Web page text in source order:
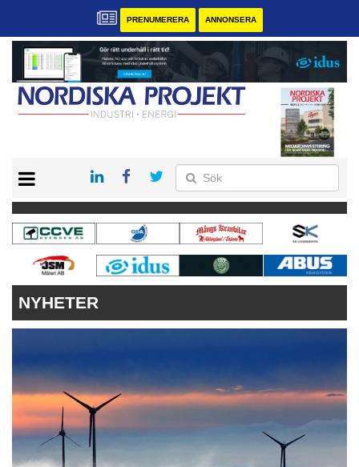
PRENUMERERA ANNONSERA
KONTAKT
VÅRA ANDRA MAGASIN
PRENUMERERA
ANNONSERA
NYHETER